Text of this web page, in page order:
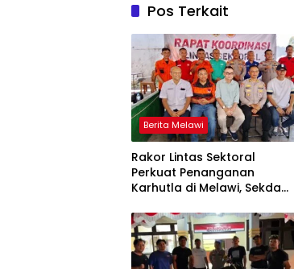
Pos Terkait
Berita Melawi
Rakor Lintas Sektoral
Perkuat Penanganan
Karhutla di Melawi, Sekda
Kewaspadaan